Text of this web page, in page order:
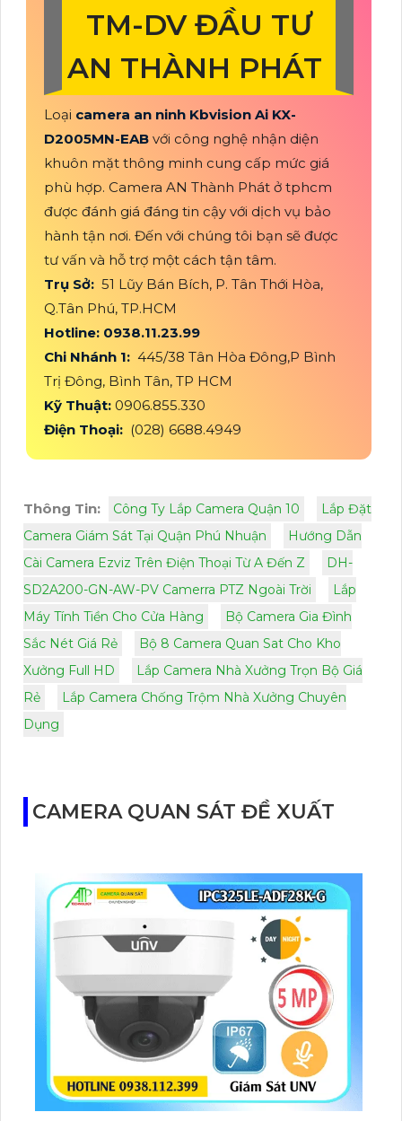
TM-DV ĐẦU TƯ
AN THÀNH PHÁT
Loại camera an ninh Kbvision Ai KX-
D2005MN-EAB với công nghệ nhận diện
khuôn mặt thông minh cung cấp mức giá
phù hợp. Camera AN Thành Phát ở tphcm
được đánh giá đáng tin cậy với dịch vụ bảo
hành tận nơi. Đến với chúng tôi bạn sẽ được
tư vấn và hỗ trợ một cách tận tâm.
Trụ Sở: 51 Lũy Bán Bích, P. Tân Thới Hòa,
Q.Tân Phú, TP.HCM
Hotline: 0938.11.23.99
Chi Nhánh 1: 445/38 Tân Hòa Đông,P Bình
Trị Đông, Bình Tân, TP HCM
Kỹ Thuật: 0906.855.330
Điện Thoại: (028) 6688.4949
Thông Tin: Công Ty Lắp Camera Quận 10
Lắp Đặt
Camera Giám Sát Tại Quận Phú Nhuận
Hướng Dẫn
Cài Camera Ezviz Trên Điện Thoại Từ A Đến Z
DH-
SD2A200-GN-AW-PV Camerra PTZ Ngoài Trời
Lắp
Máy Tính Tiền Cho Cửa Hàng
Bộ Camera Gia Đình
Sắc Nét Giá Rẻ
Bộ 8 Camera Quan Sat Cho Kho
Xưởng Full HD
Lắp Camera Nhà Xưởng Trọn Bộ Giá
Rẻ
Lắp Camera Chống Trộm Nhà Xưởng Chuyên
Dụng
CAMERA QUAN SÁT ĐỀ XUẤT